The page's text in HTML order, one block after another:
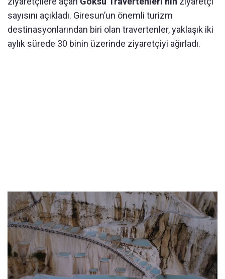
sayısını açıkladı. Giresun’un önemli turizm
destinasyonlarından biri olan travertenler, yaklaşık iki
aylık sürede 30 binin üzerinde ziyaretçiyi ağırladı.